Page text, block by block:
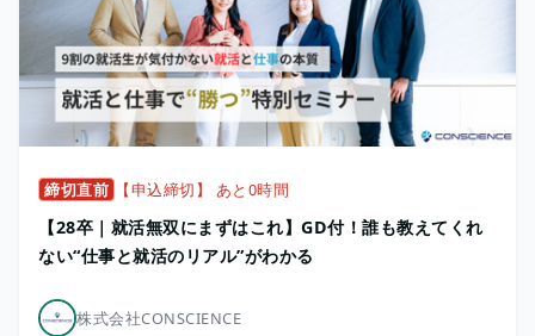
締切直前 【申込締切】 あと0時間
【28卒｜就活無双にまずはこれ】GD付！誰も教えてくれ
ない“仕事と就活のリアル”がわかる
株式会社CONSCIENCE